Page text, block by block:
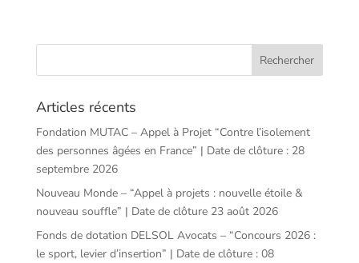
Articles récents
Fondation MUTAC – Appel à Projet “Contre l’isolement
des personnes âgées en France” | Date de clôture : 28
septembre 2026
Nouveau Monde – “Appel à projets : nouvelle étoile &
nouveau souffle” | Date de clôture 23 août 2026
Fonds de dotation DELSOL Avocats – “Concours 2026 :
le sport, levier d’insertion” | Date de clôture : 08